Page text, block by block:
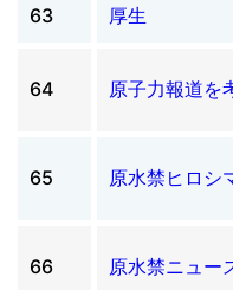
63 厚生
64 原子力報道を
65 原水禁ヒロシ
66 原水禁ニュー